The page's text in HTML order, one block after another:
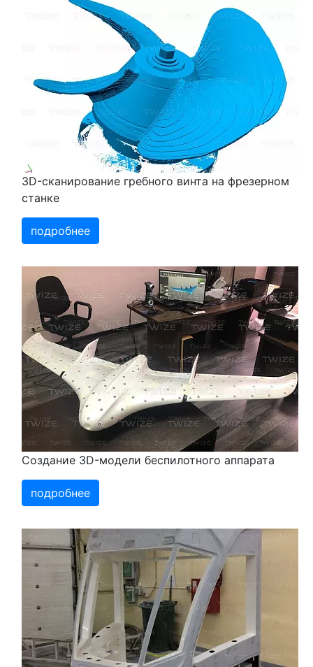
3D-сканирование гребного винта на фрезерном
станке
подробнее
Создание 3D-модели беспилотного аппарата
подробнее